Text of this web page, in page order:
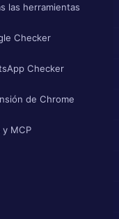
las herramientas
Checker
Checker
de Chrome
y MCP